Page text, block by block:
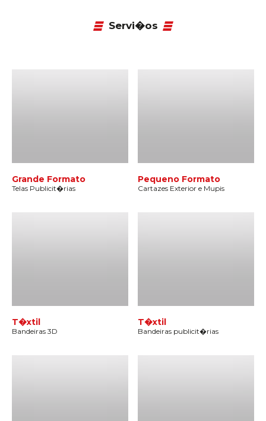
Servi�os
Grande Formato
Telas Publicit�rias
Pequeno Formato
Cartazes Exterior e Mupis
T�xtil
Bandeiras 3D
T�xtil
Bandeiras publicit�rias